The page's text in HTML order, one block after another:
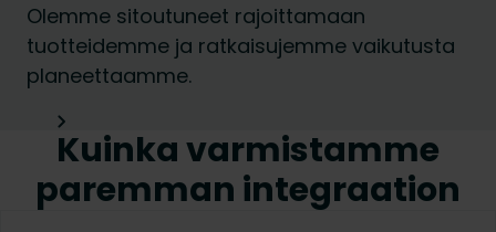
Olemme sitoutuneet rajoittamaan
tuotteidemme ja ratkaisujemme vaikutusta
planeettaamme.
Kuinka varmistamme
paremman integraation